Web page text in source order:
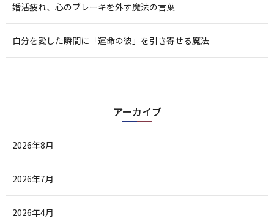
婚活疲れ、心のブレーキを外す魔法の言葉
自分を愛した瞬間に「運命の彼」を引き寄せる魔法
アーカイブ
2026年8月
2026年7月
2026年4月